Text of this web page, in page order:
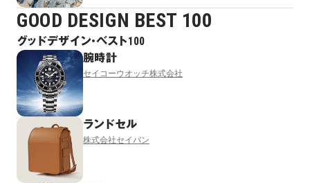
社梓設計
GOOD DESIGN BEST 100
グッドデザイン・ベスト100
腕時計
セイコーウオッチ株式会社
ランドセル
株式会社セイバン